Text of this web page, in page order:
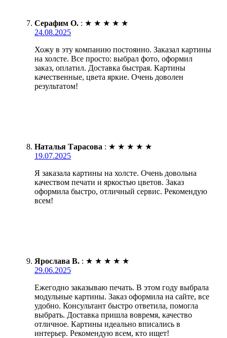
Серафим О. : ★ ★ ★ ★ ★
24.08.2025
Хожу в эту компанию постоянно. Заказал картины
на холсте. Все просто: выбрал фото, оформил
заказ, оплатил. Доставка быстрая. Картины
качественные, цвета яркие. Очень доволен
результатом!
Наталья Тарасова : ★ ★ ★ ★ ★
19.07.2025
Я заказала картины на холсте. Очень довольна
качеством печати и яркостью цветов. Заказ
оформила быстро, отличный сервис. Рекомендую
всем!
Ярослава В. : ★ ★ ★ ★ ★
29.06.2025
Ежегодно заказываю печать. В этом году выбрала
модульные картины. Заказ оформила на сайте, все
удобно. Консультант быстро ответила, помогла
выбрать. Доставка пришла вовремя, качество
отличное. Картины идеально вписались в
интерьер. Рекомендую всем, кто ищет!